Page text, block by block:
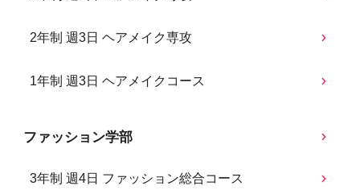
2年制 週3日 ヘアメイク専攻
1年制 週3日 ヘアメイクコース
ファッション学部
3年制 週4日 ファッション総合コース